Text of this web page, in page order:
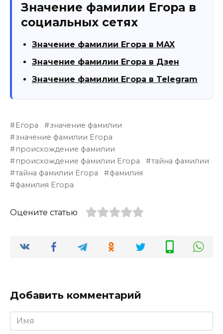
Значение фамилии Егора в
социальных сетях
Значение фамилии Егора в MAX
Значение фамилии Егора в Дзен
Значение фамилии Егора в Telegram
Егора
значение фамилии
значение фамилии Егора
происхождение фамилии
происхождение фамилии Егора
тайна фамилии
тайна фамилии Егора
фамилия
фамилия Егора
Оцените статью
Добавить комментарий
Имя
*